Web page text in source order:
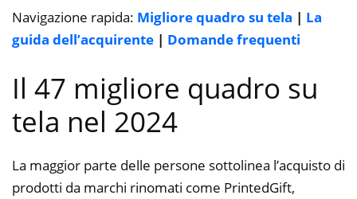
Navigazione rapida: Migliore quadro su tela | La
guida dell’acquirente | Domande frequenti
Il 47 migliore quadro su
tela nel 2024
La maggior parte delle persone sottolinea l’acquisto di
prodotti da marchi rinomati come PrintedGift,